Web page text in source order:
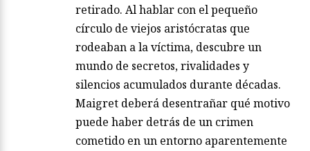
retirado. Al hablar con el pequeño
círculo de viejos aristócratas que
rodeaban a la víctima, descubre un
mundo de secretos, rivalidades y
silencios acumulados durante décadas.
Maigret deberá desentrañar qué motivo
puede haber detrás de un crimen
cometido en un entorno aparentemente